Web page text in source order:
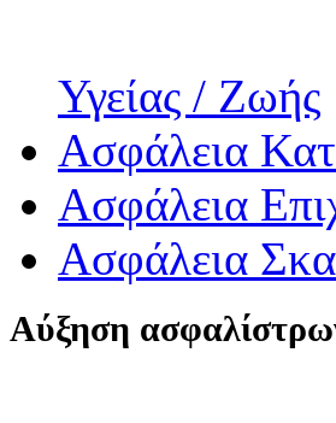
Υγείας / Ζωής
Ασφάλεια
Ασφάλεια
Ασφάλεια
Αύξηση